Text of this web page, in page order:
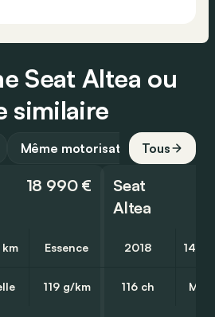
Seat Altea ou
similaire
Même motorisation Tous
18 990 €
km Essence
119 g/km
Seat
Altea
2018 146
116 ch